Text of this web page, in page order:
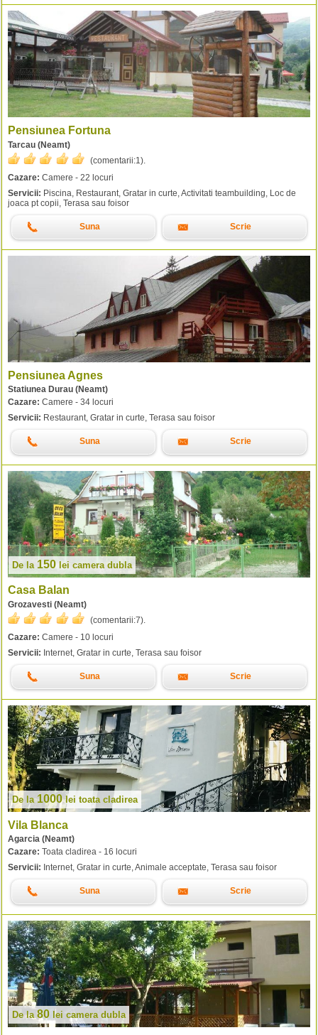
Pensiunea Fortuna
Tarcau (Neamt)
(comentarii:1 ).
Cazare: Camere - 22 locuri
Servicii: Piscina, Restaurant, Gratar in curte, Activitati teambuilding, Loc de
joaca pt copii, Terasa sau foisor
Suna Scrie
Pensiunea Agnes
Statiunea Durau (Neamt)
Cazare: Camere - 34 locuri
Servicii: Restaurant, Gratar in curte, Terasa sau foisor
Suna Scrie
De la 150 lei camera dubla
Casa Balan
Grozavesti (Neamt)
(comentarii:7).
Cazare: Camere - 10 locuri
Servicii: Internet, Gratar in curte, Terasa sau foisor
Suna Scrie
De la1000lei toata cladirea
Vila Blanca
Agarcia (Neamt)
Cazare: Toata cladirea - 16 locuri
Servicii: Internet, Gratar in curte, Animale acceptate, Terasa sau foisor
Suna Scrie
De la 80 lei camera dubla